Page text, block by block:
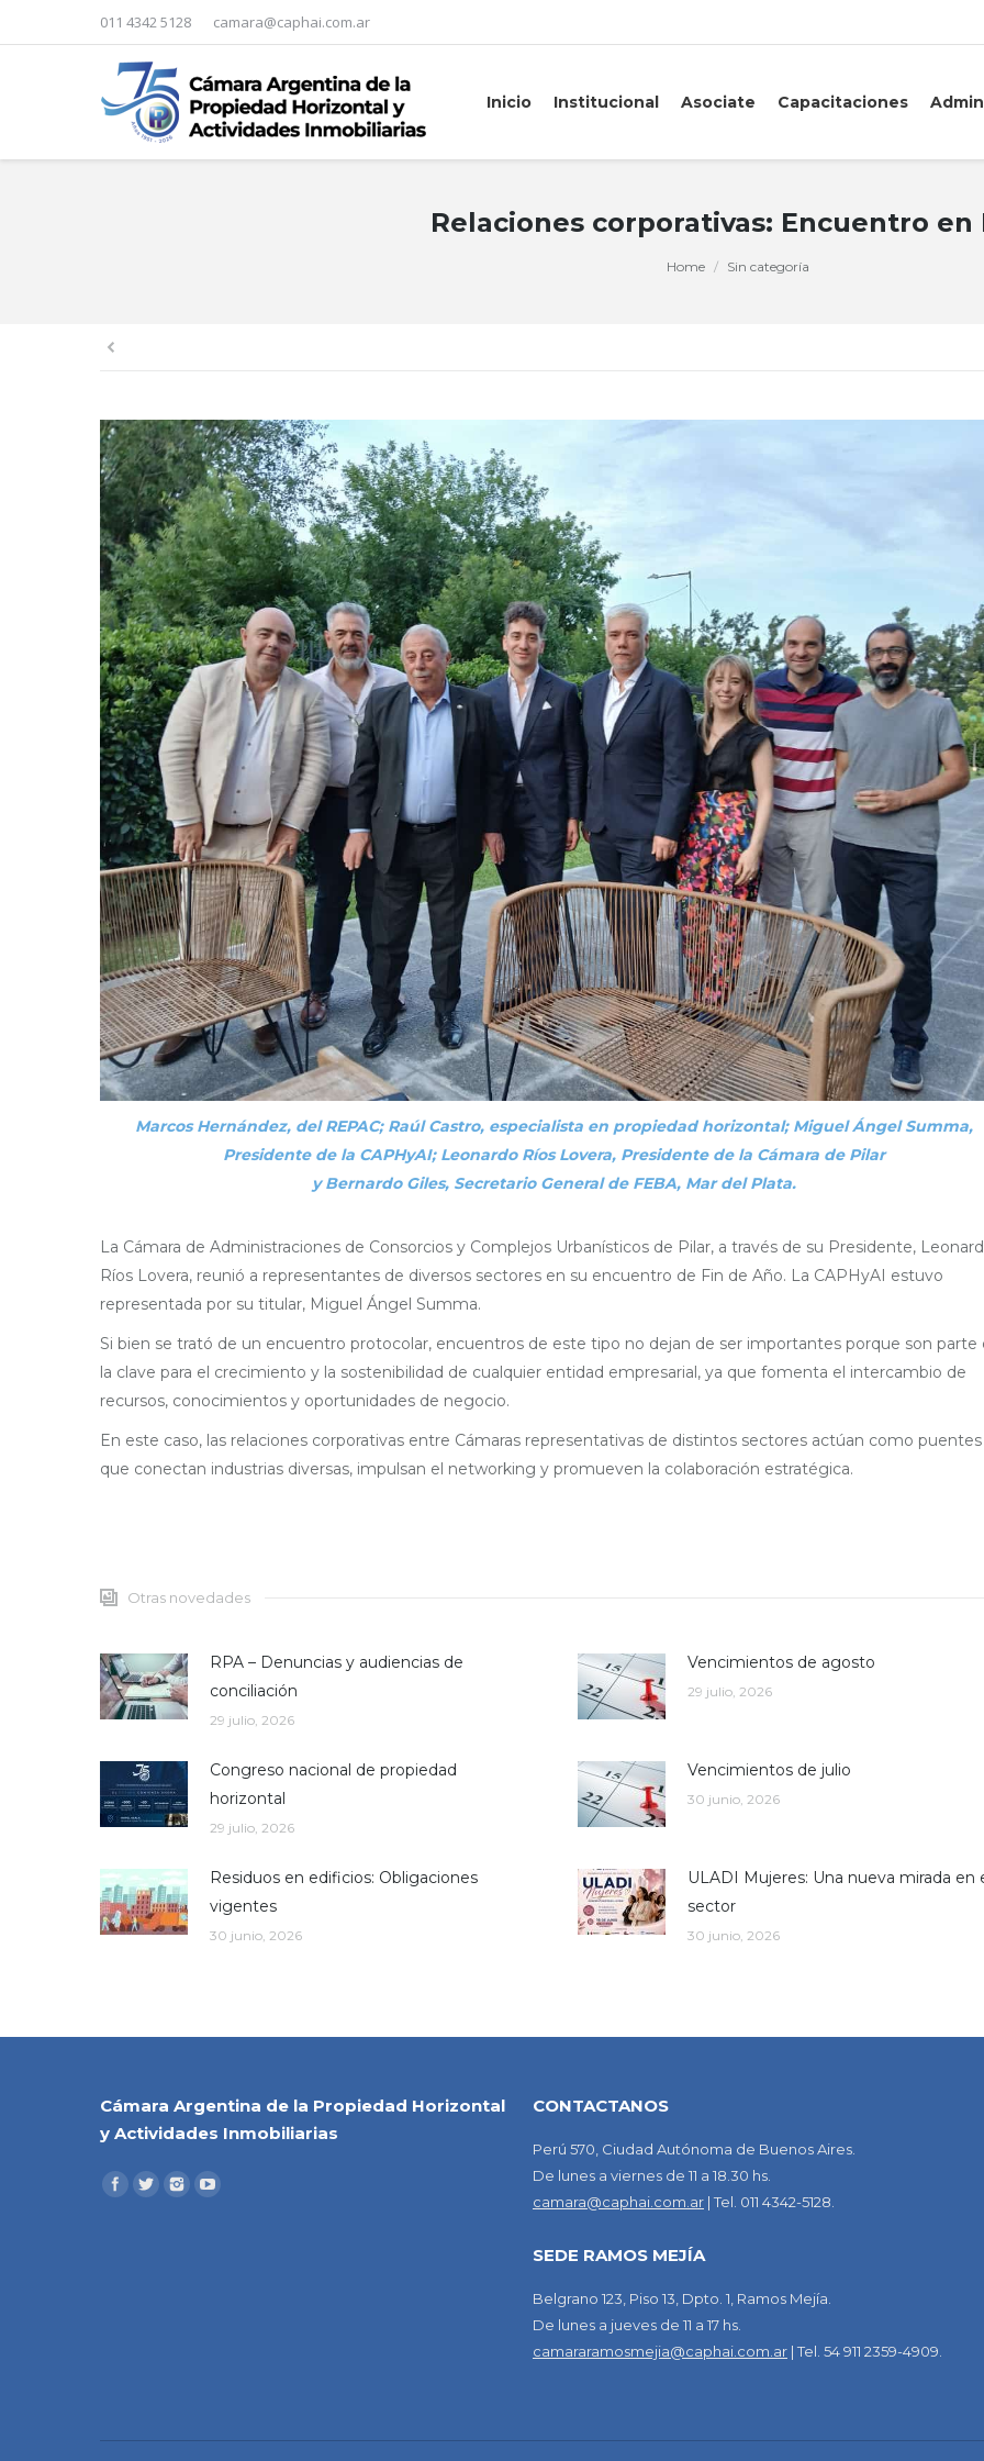
011 4342 5128 camara@caphai.com.ar
Inicio Institucional Asociate Capacitaciones
Relaciones corporativas: Encuentro en
Home Sin categoría
Marcos Hernández, del REPAC; Raúl Castro, especialista en propiedad horizontal; Miguel Ángel Summa,
Presidente de la CAPHyAI; Leonardo Ríos Lovera, Presidente de la Cámara de Pilar
y Bernardo Giles, Secretario General de FEBA, Mar del Plata.
La Cámara de Administraciones de Consorcios y Complejos Urbanísticos de Pilar, a través de su Presidente,
Ríos Lovera, reunió a representantes de diversos sectores en su encuentro de Fin de Año. La CAPHyAI estuvo
representada por su titular, Miguel Ángel Summa.
Si bien se trató de un encuentro protocolar, encuentros de este tipo no dejan de ser importantes porque son parte
la clave para el crecimiento y la sostenibilidad de cualquier entidad empresarial, ya que fomenta el intercambio de
recursos, conocimientos y oportunidades de negocio.
En este caso, las relaciones corporativas entre Cámaras representativas de distintos sectores actúan como puentes
que conectan industrias diversas, impulsan el networking y promueven la colaboración estratégica.
Otras novedades
RPA – Denuncias y audiencias de
conciliación
29 julio, 2026
Vencimientos de agosto
29 julio, 2026
Congreso nacional de propiedad
horizontal
29 julio, 2026
Vencimientos de julio
30 junio, 2026
Residuos en edificios: Obligaciones
vigentes
30 junio, 2026
ULADI Mujeres: Una nueva mirada en
sector
30 junio, 2026
Cámara Argentina de la Propiedad Horizontal
y Actividades Inmobiliarias
CONTACTANOS
Perú 570, Ciudad Autónoma de Buenos Aires.
De lunes a viernes de 11 a 18.30 hs.
camara@caphai.com.ar| Tel. 011 4342-5128.
SEDE RAMOS MEJÍA
Belgrano 123, Piso 13, Dpto. 1, Ramos Mejía.
De lunes a jueves de 11 a 17 hs.
camararamosmejia@caphai.com.ar| Tel. 54 911 2359-4909.